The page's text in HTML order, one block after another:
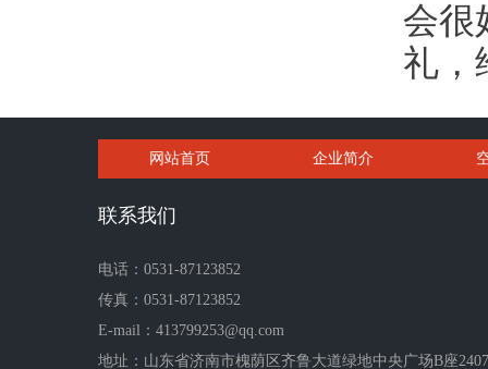
会很
礼，
网站首页 企业简介
联系我们
电话：0531-87123852
传真：0531-87123852
E-mail：413799253@qq.com
地址：山东省济南市槐荫区齐鲁大道绿地中央广场B座